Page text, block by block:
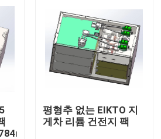
평형추 없는 EIKTO 지
게차 리튬 건전지 팩